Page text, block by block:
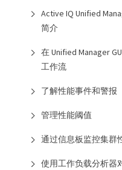
Active IQ Unified
简介
在 Unified Manager
工作流
了解性能事件和警报
管理性能阈值
通过信息板监控集群
使用工作负载分析器